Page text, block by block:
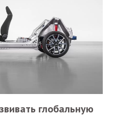
глобальную